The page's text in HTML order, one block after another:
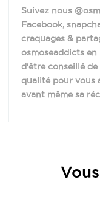
Suivez nous
Facebook,
craquages &
osmoseaddicts
d'être conseillé
qualité pour vous
avant même sa